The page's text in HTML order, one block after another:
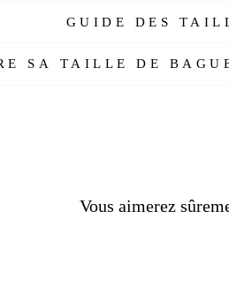
GUIDE DES
SA TAILLE DE
Vous aimerez